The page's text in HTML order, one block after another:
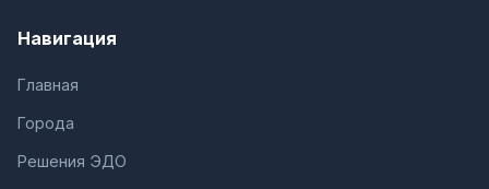
Навигация
Главная
Города
Решения ЭДО